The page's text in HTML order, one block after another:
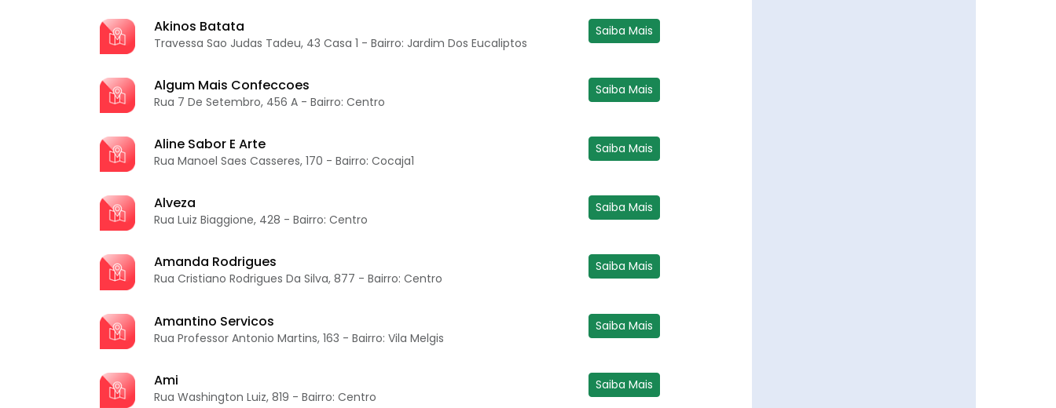
Akinos Batata
Travessa Sao Judas Tadeu, 43 Casa 1 - Bairro: Jardim Dos Eucaliptos
Saiba Mais
Algum Mais Confeccoes
Rua 7 De Setembro, 456 A - Bairro: Centro
Saiba Mais
Aline Sabor E Arte
Rua Manoel Saes Casseres, 170 - Bairro: Cocaja1
Saiba Mais
Alveza
Rua Luiz Biaggione, 428 - Bairro: Centro
Saiba Mais
Amanda Rodrigues
Rua Cristiano Rodrigues Da Silva, 877 - Bairro: Centro
Saiba Mais
Amantino Servicos
Rua Professor Antonio Martins, 163 - Bairro: Vila Melgis
Saiba Mais
Ami
Rua Washington Luiz, 819 - Bairro: Centro
Saiba Mais